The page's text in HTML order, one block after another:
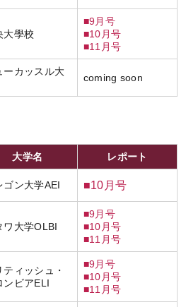
大學校
■9月号
■10月号
■11月号
ーカッスル大
coming soon
大学名 レポート
ゴン大学AEI ■10月号
ワ大学OLBI
■9月号
■10月号
■11月号
ティッシュ・
ンビアELI
■9月号
■10月号
■11月号